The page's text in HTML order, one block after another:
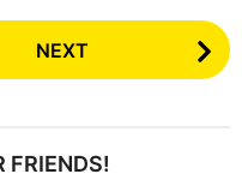
NEXT
FRIENDS!